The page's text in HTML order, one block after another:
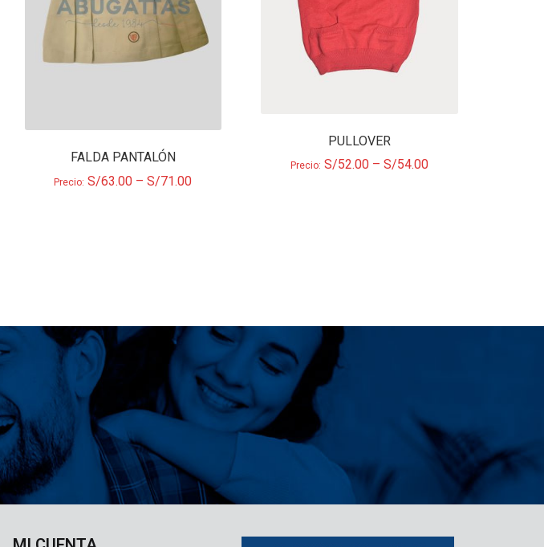
FALDA PANTALÓN
Precio: S/63.00 –S/71.00
PULLOVER
Precio: S/52.00 –S/54.00